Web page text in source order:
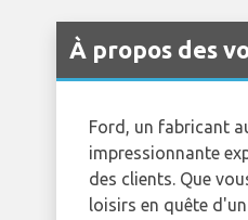
À propos des
Ford, un fabricant
impressionnante
des clients. Que
loisirs en quête